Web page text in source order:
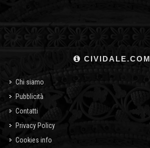
CIVIDALE.COM
Chi siamo
Pubblicità
Contatti
Privacy Policy
Cookies info